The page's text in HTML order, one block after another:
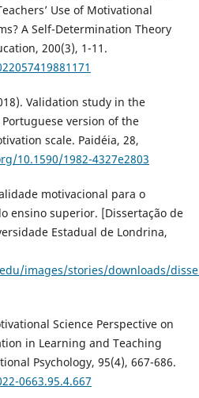
Use of Motivational
A Self-Determination Theory
200(3), 1-11.
Validation study in the
version of the
scale. Paidéia, 28,
10.1590/1982-4327e2803
motivacional para o
ensino superior. [Dissertação de
Estadual de Londrina,
images/stories/downloads/
Science Perspective on
in Learning and Teaching
Psychology, 95(4), 667-686.
0663.95.4.667